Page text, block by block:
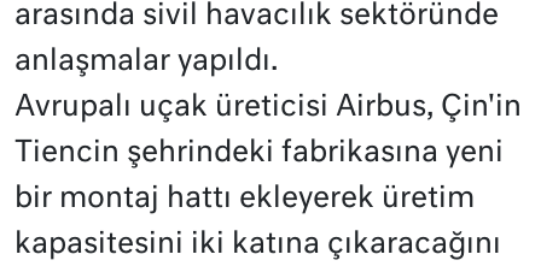
arasında sivil havacılık sektöründe
anlaşmalar yapıldı.
Avrupalı uçak üreticisi Airbus, Çin'in
Tiencin şehrindeki fabrikasına yeni
bir montaj hattı ekleyerek üretim
kapasitesini iki katına çıkaracağını